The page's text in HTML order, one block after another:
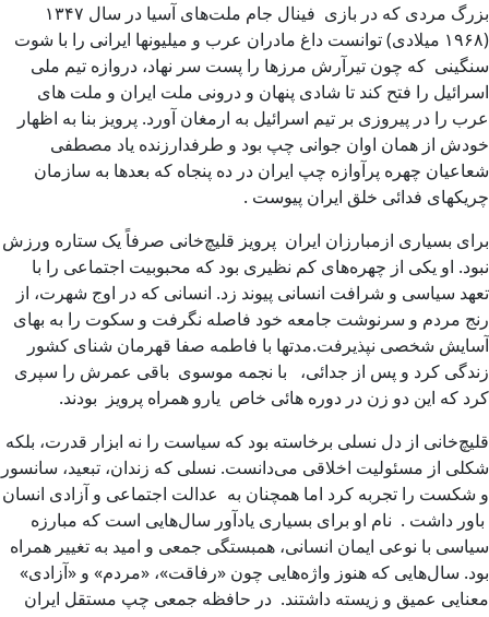
بزرگ مردی که در بازی فینال جام ملت‌های آسیا در سال ۱۳۴۷
(۱۹۶۸ میلادی) توانست داغ مادران عرب و میلیونها ایرانی را با شوت
سنگینی که چون تیرآرش مرزها را پست سر نهاد، دروازه تیم ملی
اسرائیل را فتح کند تا شادی پنهان و درونی ملت ایران و ملت های
عرب را در پیروزی بر تیم اسرائیل به ارمغان آورد. پرویز بنا به اظهار
خودش از همان اوان جوانی چپ بود و طرفدارزنده یاد مصطفی
شعاعیان چهره پرآوازه چپ ایران در ده پنجاه که بعدها به سازمان
چریکهای فدائی خلق ایران پیوست .
برای بسیاری ازمبارزان ایران پرویز قلیچ‌خانی صرفاً یک ستاره ورزش
نبود. او یکی از چهره‌های کم ‌نظیری بود که محبوبیت اجتماعی را با
تعهد سیاسی و شرافت انسانی پیوند زد. انسانی که در اوج شهرت، از
رنج مردم و سرنوشت جامعه خود فاصله نگرفت و سکوت را به بهای
آسایش شخصی نپذیرفت.مدتها با فاطمه صفا قهرمان شنای کشور
زندگی کرد و پس از جدائی، با نجمه موسوی باقی عمرش را سپری
کرد که این دو زن در دوره هائی خاص یارو همراه پرویز بودند.
قلیچ‌خانی از دل نسلی برخاسته بود که سیاست را نه ابزار قدرت، بلکه
شکلی از مسئولیت اخلاقی می‌دانست. نسلی که زندان، تبعید، سانسور
و شکست را تجربه کرد اما همچنان به عدالت اجتماعی و آزادی انسان
باور داشت . نام او برای بسیاری یادآور سال‌هایی است که مبارزه
سیاسی با نوعی ایمان انسانی، همبستگی جمعی و امید به تغییر همراه
بود. سال‌هایی که هنوز واژه‌هایی چون «رفاقت»، «مردم» و «آزادی»
معنایی عمیق و زیسته داشتند. در حافظه جمعی چپ مستقل ایران